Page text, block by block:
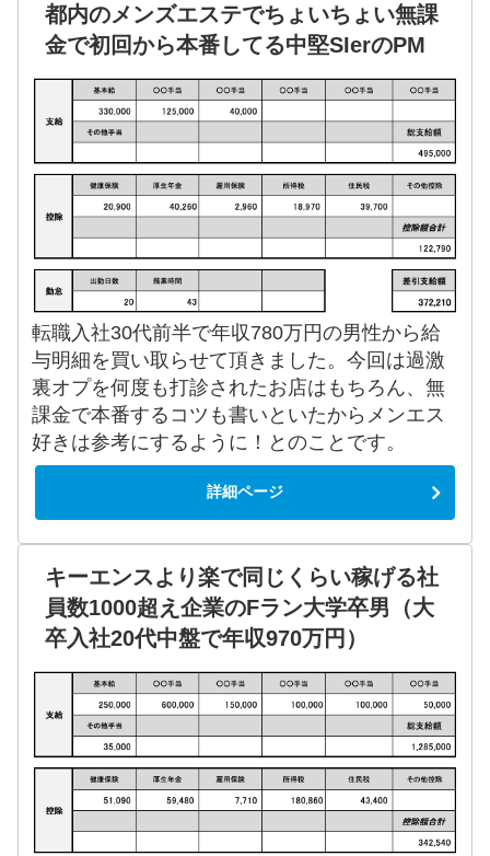
都内のメンズエステでちょいちょい無課
金で初回から本番してる中堅SIerのPM
転職入社30代前半で年収780万円の男性から給
与明細を買い取らせて頂きました。今回は過激
裏オプを何度も打診されたお店はもちろん、無
課金で本番するコツも書いといたからメンエス
好きは参考にするように！とのことです。
詳細ページ
キーエンスより楽で同じくらい稼げる社
員数1000超え企業のFラン大学卒男（大
卒入社20代中盤で年収970万円）